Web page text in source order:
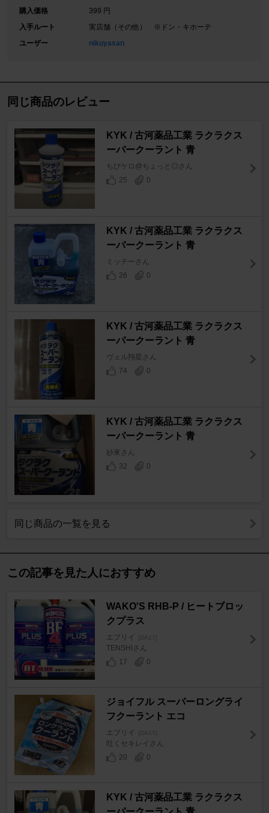
購入価格
399 円
入手ルート
実店舗（その他） ※ドン・キホーテ
ユーザー
nikuyasan
同じ商品のレビュー
KYK / 古河薬品工業 ラクラクス
ーパークーラント 青
ちびケロ@ちょっと◎さん
25
0
KYK / 古河薬品工業 ラクラクス
ーパークーラント 青
ミッチーさん
26
0
KYK / 古河薬品工業 ラクラクス
ーパークーラント 青
ヴェル翔星さん
74
0
KYK / 古河薬品工業 ラクラクス
ーパークーラント 青
紗來さん
32
0
同じ商品の一覧を見る
この記事を見た人におすすめ
WAKO'S RHB-P / ヒートブロッ
クプラス
エブリイ [DA17]
TENSHIさん
17
0
ジョイフル スーパーロングライ
フクーラント エコ
エブリイ [DA17]
吐くセキレイさん
20
0
KYK / 古河薬品工業 ラクラクス